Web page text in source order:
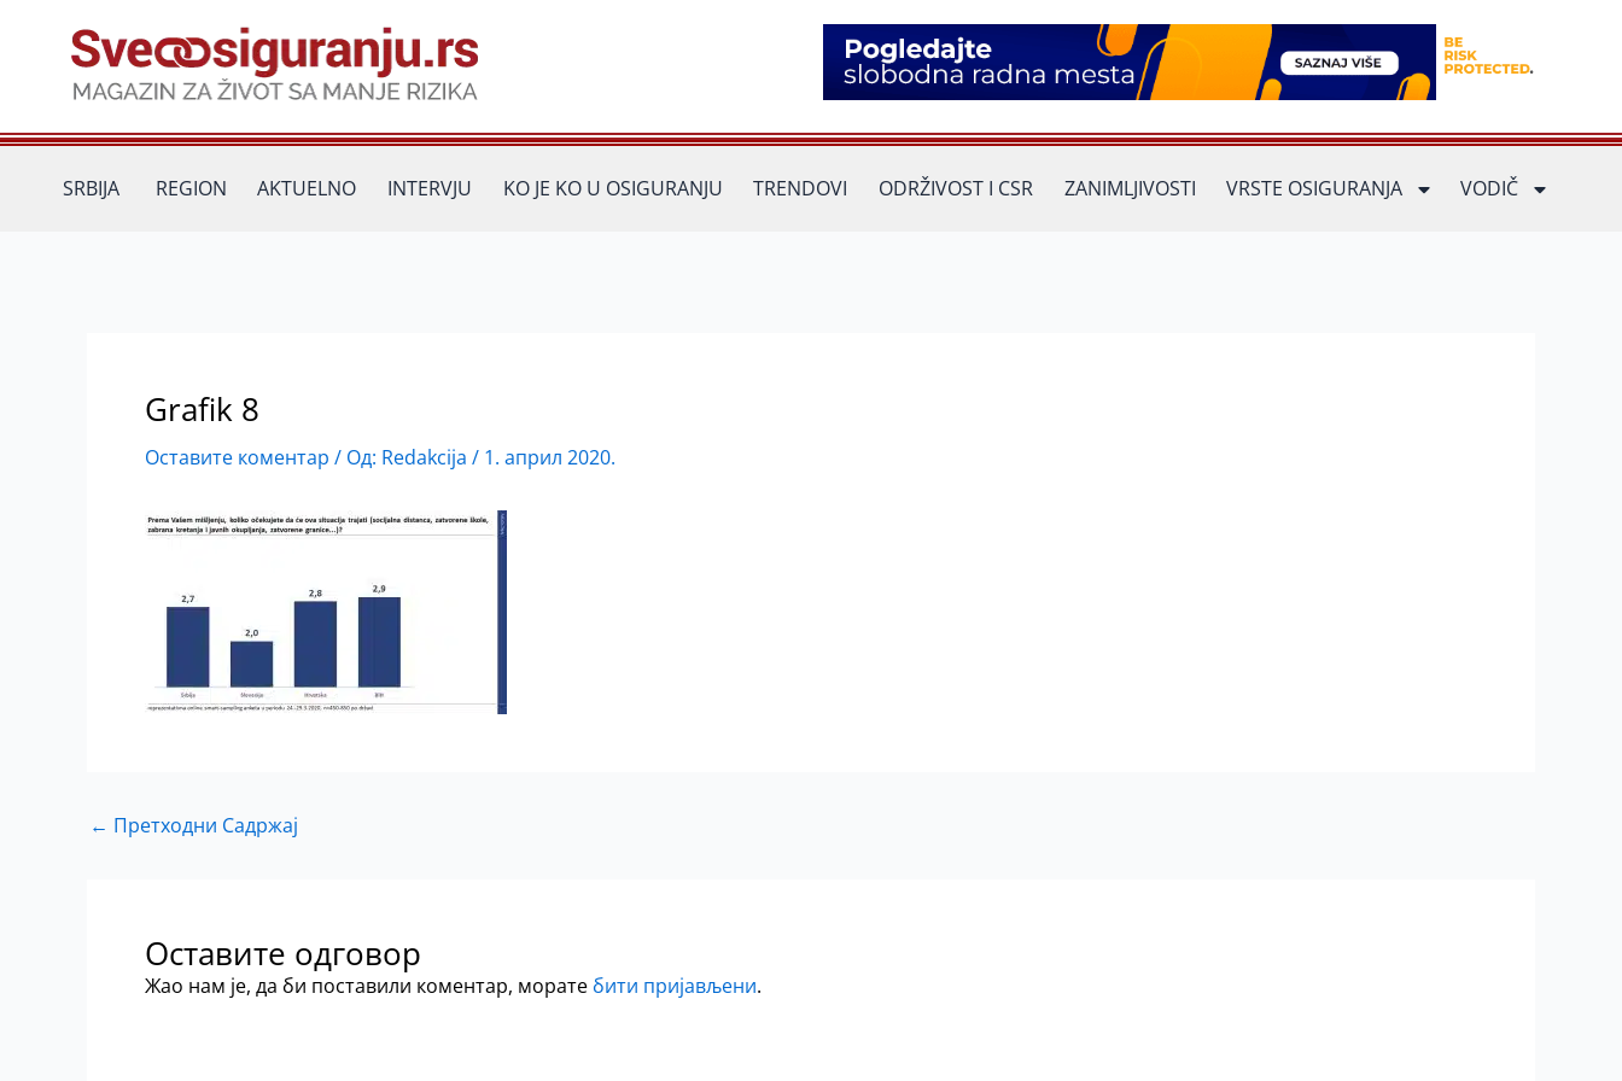
SRBIJA REGION AKTUELNO INTERVJU KO JE KO U OSIGURANJU TRENDOVI ODRŽIVOST I CSR ZANIMLJIVOSTI VRSTE OSIGURANJA VODIČ
Grafik 8
Оставите коментар / Од: Redakcija / 1. април 2020.
← Претходни Садржај
Оставите одговор
Жао нам је, да би поставили коментар, морате бити пријављени.